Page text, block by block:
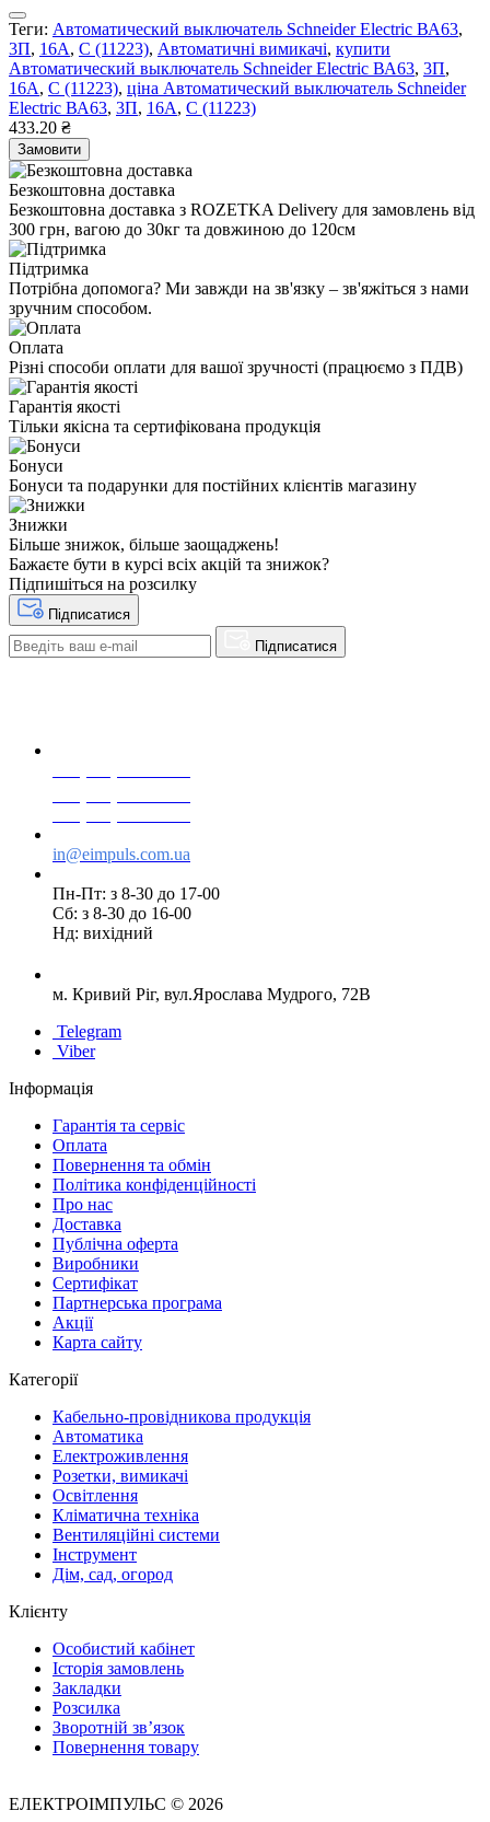
Теги: Автоматический выключатель Schneider Electric ВА63,
3П, 16A, C (11223), Автоматичні вимикачі, купити
Автоматический выключатель Schneider Electric ВА63, 3П,
16A, C (11223), ціна Автоматический выключатель Schneider
Electric ВА63, 3П, 16A, C (11223)
433.20 ₴
Замовити
Безкоштовна доставка
Безкоштовна доставка з ROZETKA Delivery для замовлень від
300 грн, вагою до 30кг та довжиною до 120см
Підтримка
Потрібна допомога? Ми завжди на зв'язку – зв'яжіться з нами
зручним способом.
Оплата
Різні способи оплати для вашої зручності (працюємо з ПДВ)
Гарантія якості
Тільки якісна та сертифікована продукція
Бонуси
Бонуси та подарунки для постійних клієнтів магазину
Знижки
Більше знижок, більше заощаджень!
Бажаєте бути в курсі всіх акцій та знижок?
Підпишіться на розсилку
Підписатися
Підписатися
in@eimpuls.com.ua
Пн-Пт: з 8-30 до 17-00
Сб: з 8-30 до 16-00
Нд: вихідний
м. Кривий Ріг, вул.Ярослава Мудрого, 72В
Telegram
Viber
Інформація
Гарантія та сервіс
Оплата
Повернення та обмін
Політика конфіденційності
Про нас
Доставка
Публічна оферта
Виробники
Сертифікат
Партнерська програма
Акції
Карта сайту
Категорії
Кабельно-провідникова продукція
Автоматика
Електроживлення
Розетки, вимикачі
Освітлення
Кліматична техніка
Вентиляційні системи
Інструмент
Дім, сад, огород
Клієнту
Особистий кабінет
Історія замовлень
Закладки
Розсилка
Зворотній зв’язок
Повернення товару
ЕЛЕКТРОІМПУЛЬС © 2026